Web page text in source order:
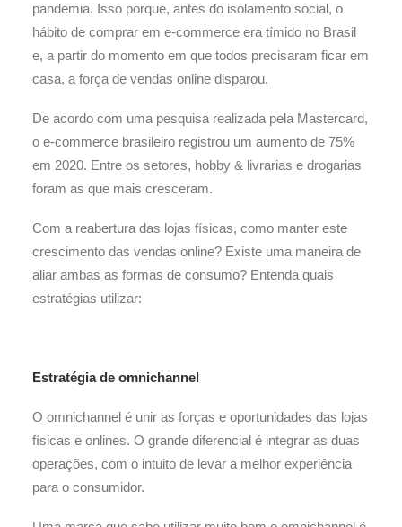
pandemia. Isso porque, antes do isolamento social, o
hábito de comprar em e-commerce era tímido no Brasil
e, a partir do momento em que todos precisaram ficar em
casa, a força de vendas online disparou.
De acordo com uma pesquisa realizada pela Mastercard,
o e-commerce brasileiro registrou um aumento de 75%
em 2020. Entre os setores, hobby & livrarias e drogarias
foram as que mais cresceram.
Com a reabertura das lojas físicas, como manter este
crescimento das vendas online? Existe uma maneira de
aliar ambas as formas de consumo? Entenda quais
estratégias utilizar:
Estratégia de omnichannel
O omnichannel é unir as forças e oportunidades das lojas
físicas e onlines. O grande diferencial é integrar as duas
operações, com o intuito de levar a melhor experiência
para o consumidor.